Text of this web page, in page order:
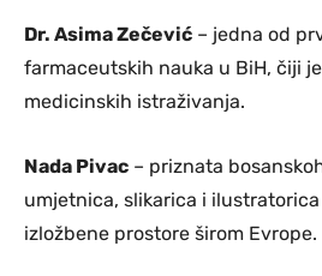
Dr. Asima Zečević – jedna od
farmaceutskih nauka u BiH, čiji
medicinskih istraživanja.
Nada Pivac – priznata
umjetnica, slikarica i
izložbene prostore širom Evrope.